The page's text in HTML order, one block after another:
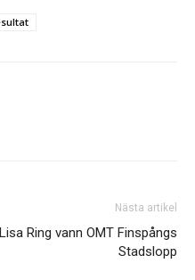
Nästa artikel
Lisa Ring vann OMT Finspångs
Stadslopp